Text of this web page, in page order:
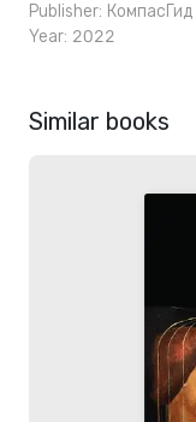
Publisher: КомпасГид
Year: 2022
Similar books